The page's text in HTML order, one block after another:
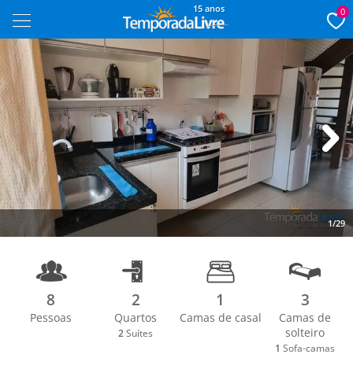
15 anos 0
1/29
Next
8
Pessoas
2
Quartos
2 Suítes
1
Camas de casal
3
Camas de
solteiro
1 Sofa-camas